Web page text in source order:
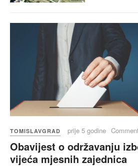
TOMISLAVGRAD prije 5 godine
Obavijest o održavanju
vijeća mjesnih zajednica